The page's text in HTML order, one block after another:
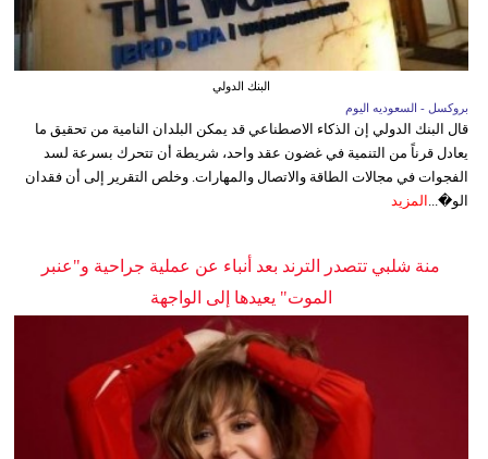
البنك الدولي
بروكسل - السعوديه اليوم
قال البنك الدولي إن الذكاء الاصطناعي قد يمكن البلدان النامية من تحقيق ما
يعادل قرناً من التنمية في غضون عقد واحد، شريطة أن تتحرك بسرعة لسد
الفجوات في مجالات الطاقة والاتصال والمهارات. وخلص التقرير إلى أن فقدان
الو�... المزيد
منة شلبي تتصدر الترند بعد أنباء عن عملية جراحية و"عنبر
الموت" يعيدها إلى الواجهة